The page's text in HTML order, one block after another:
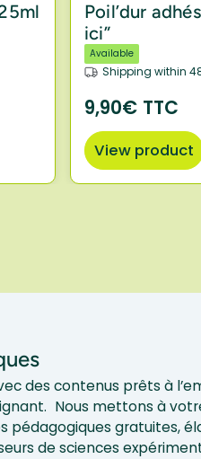
Poil’dur
ici”
Available
Shipping within
9,90€ TTC
View product
des contenus prêts à
Nous mettons à
pédagogiques gratuites,
de sciences